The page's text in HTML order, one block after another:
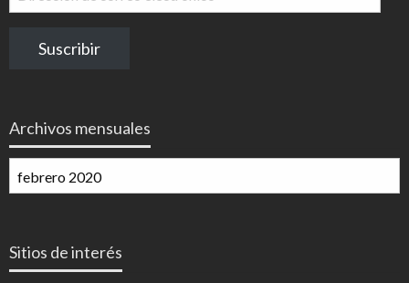
de
electrónico
Suscribir
Archivos mensuales
mensuales
Sitios de interés